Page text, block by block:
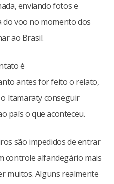
enviando fotos e
do voo no momento dos
ao Brasil.
é
antes for feito o relato,
Itamaraty conseguir
país o que aconteceu.
são impedidos de entrar
controle alfandegário mais
muitos. Alguns realmente